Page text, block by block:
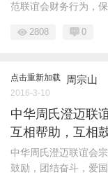
范联谊会财务行为，保
2808 0
点击重新加载 周宗山
2016-3-10
中华周氏澄迈联
互相帮助，互相
中华周氏澄迈联谊会
鼓励，团结奋斗，爱国